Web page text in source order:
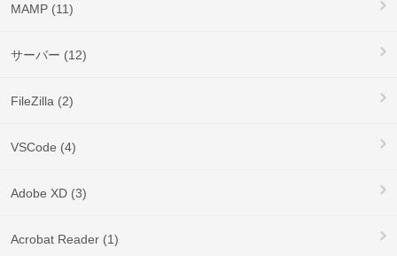
MAMP (11)
サーバー (12)
FileZilla (2)
VSCode (4)
Adobe XD (3)
Acrobat Reader (1)